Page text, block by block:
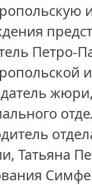
Петро-
Татьяна